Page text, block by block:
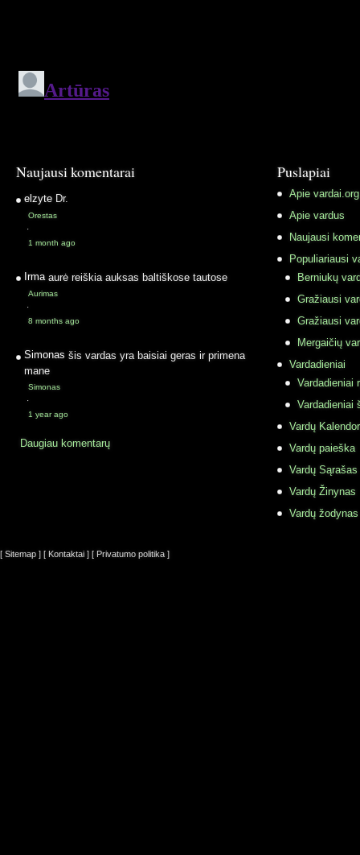
Naujausi komentarai
elzyte Dr.
Orestas
·
1 month ago
Irma aurė reiškia auksas baltiškose tautose
Aurimas
·
8 months ago
Simonas šis vardas yra baisiai geras ir primena
mane
Simonas
·
1 year ago
Daugiau komentarų
Puslapiai
Apie vardai.org
Apie vardus
Naujausi
Populiariausi
Berniukų
Gražiausi
Gražiausi
Mergaičių
Vardadieniai
Vardadieniai
Vardadieniai
Vardų
Vardų paieška
Vardų Sąrašas
Vardų Žinynas
Vardų
[ Sitemap ] [ Kontaktai ] [ Privatumo politika ]